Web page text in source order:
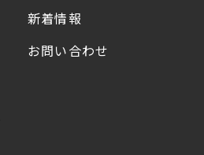
新着情報
お問い合わせ